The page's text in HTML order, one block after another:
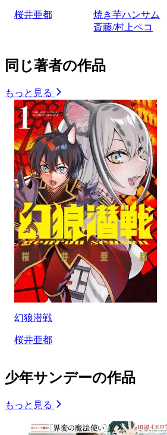
桜井亜都
焼き芋ハンサム
斎藤/村上ペコ
同じ著者の作品
もっと見る
幻狼潜戦
桜井亜都
少年サンデーの作品
もっと見る